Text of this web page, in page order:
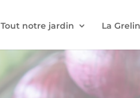
Tout notre jardin La